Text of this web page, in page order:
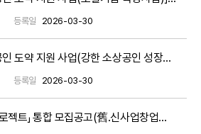
등록일 2026-03-30
「2026년 소상공인 도약 지원 사업(강한 소상공인 성장지원)」 소상공인 모집 공고
등록일 2026-03-30
「모두의 창업 프로젝트」 통합 모집공고(舊.신사업창업사관학교)